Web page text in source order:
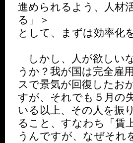
進められるよう、人材
る」＞
として、まずは効率化
しかし、人が欲しい
うか？我が国は完全雇
スで景気が回復したお
すが、それでも５月の
いる以上、その人を振
ること、すなわち「賃
うんですが、なぜそれ